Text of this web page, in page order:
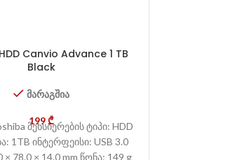
Canvio Advance 1 TB
Black
მარაგშია
199₾
მეხსიერების ტიპი: HDD
1TB ინტერფეისი: USB 3.0
× 78.0 × 14.0 mm წონა: 149 g